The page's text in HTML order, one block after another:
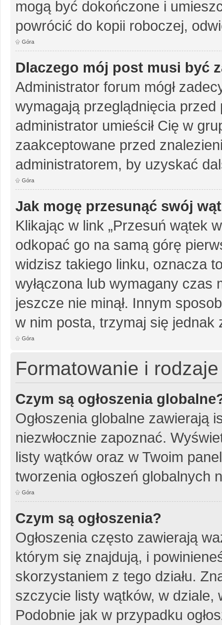
mogą być dokończone i
powrócić do kopii roboczej,
Góra
Dlaczego mój post musi być
Administrator forum mógł
wymagają przeglądnięcia
administrator umieścił Cię w
zaakceptowane przed
administratorem, by uzyskać
Góra
Jak mogę przesunąć swój
Klikając w link „Przesuń wątek
odkopać go na samą górę
widzisz takiego linku, oznacza
wyłączona lub wymagany
jeszcze nie minął. Innym
w nim posta, trzymaj się jednak
Góra
Formatowanie i
Czym są ogłoszenia
Ogłoszenia globalne zawierają
niezwłocznie zapoznać.
listy wątków oraz w Twoim
tworzenia ogłoszeń globalnych
Góra
Czym są ogłoszenia?
Ogłoszenia często zawierają
którym się znajdują, i
skorzystaniem z tego działu.
szczycie listy wątków, w dziale,
Podobnie jak w przypadku